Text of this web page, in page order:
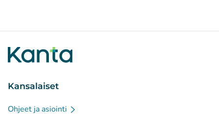
Kansalaiset
Ohjeet ja asiointi